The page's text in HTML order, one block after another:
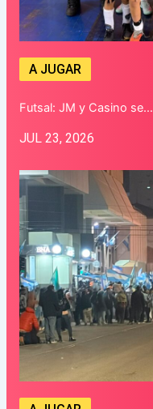
A JUGAR
Futsal: JM y Casino se…
JUL 23, 2026